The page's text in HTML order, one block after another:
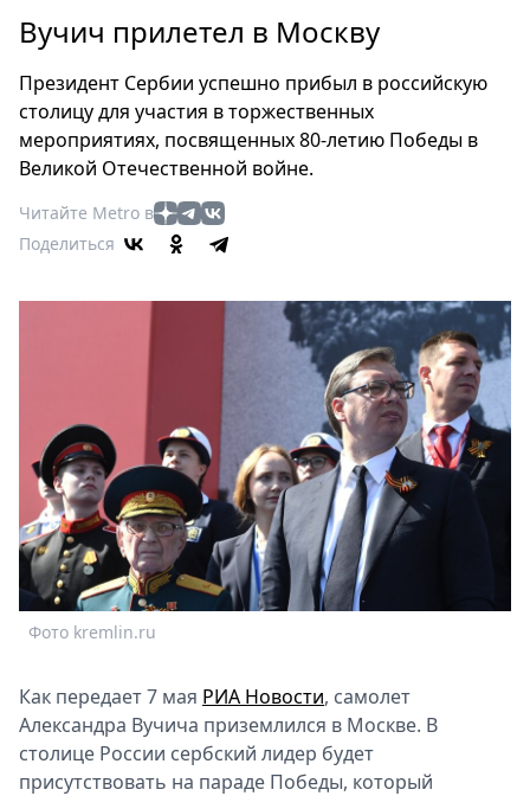
Россия
Здоровье
Еда
Туризм
Мода
Театр
Афиша
Выставки
релизы
О
Metro
Стримы
Спецпроекты
Звезды
Выборы
2026
Metro
Вучич прилетел в Москву
Президент Сербии успешно прибыл в российскую
столицу для участия в торжественных
мероприятиях, посвященных 80-летию Победы в
Великой Отечественной войне.
Читайте Metro в
Поделиться
Фото kremlin.ru
Как передает 7 мая РИА Новости, самолет
Александра Вучича приземлился в Москве. В
столице России сербский лидер будет
присутствовать на параде Победы, который